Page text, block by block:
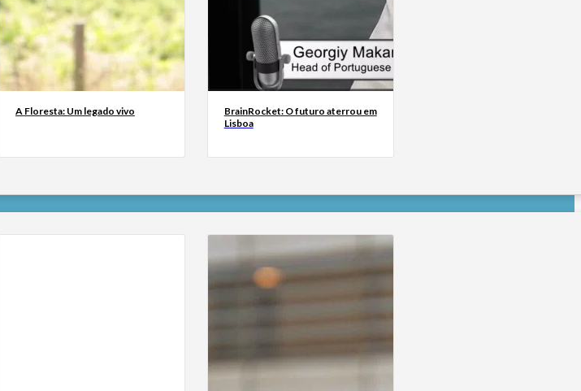
A Floresta: Um legado vivo
BrainRocket: O futuro aterrou em
Lisboa